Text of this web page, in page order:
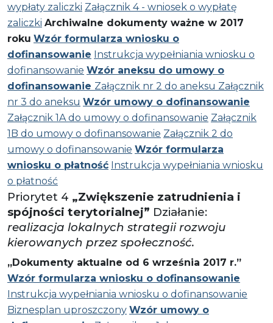
wypłaty zaliczki Załącznik 4 - wniosek o wypłatę
zaliczki Archiwalne dokumenty ważne w 2017
roku Wzór formularza wniosku o
dofinansowanie Instrukcja wypełniania wniosku o
dofinansowanie Wzór aneksu do umowy o
dofinansowanie Załącznik nr 2 do aneksu Załącznik
nr 3 do aneksu Wzór umowy o dofinansowanie
Załącznik 1A do umowy o dofinansowanie Załącznik
1B do umowy o dofinansowanie Załącznik 2 do
umowy o dofinansowanie Wzór formularza
wniosku o płatność Instrukcja wypełniania wniosku
o płatność
Priorytet 4 „Zwiększenie zatrudnienia i
spójności terytorialnej” Działanie:
realizacja lokalnych strategii rozwoju
kierowanych przez społeczność.
„Dokumenty aktualne od 6 września 2017 r.”
Wzór formularza wniosku o dofinansowanie
Instrukcja wypełniania wniosku o dofinansowanie
Biznesplan uproszczony Wzór umowy o